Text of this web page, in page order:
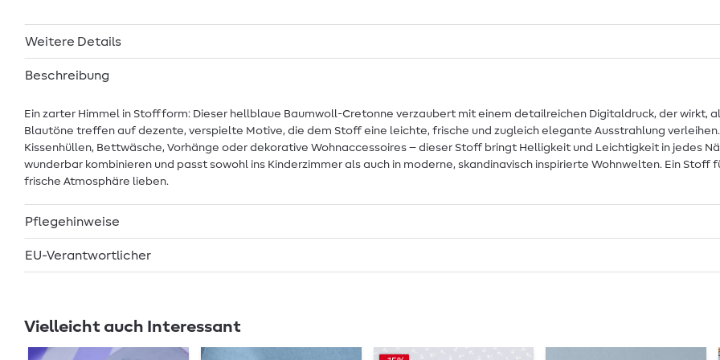
Weitere Details
Beschreibung
Ein zarter Himmel in Stoffform: Dieser hellblaue Baumwoll-Cretonne verzaubert mit einem detailreichen Digitaldruck, der wirkt,
Blautöne treffen auf dezente, verspielte Motive, die dem Stoff eine leichte, frische und zugleich elegante Ausstrahlung
Kissenhüllen, Bettwäsche, Vorhänge oder dekorative Wohnaccessoires – dieser Stoff bringt Helligkeit und Leichtigkeit in jedes
wunderbar kombinieren und passt sowohl ins Kinderzimmer als auch in moderne, skandinavisch inspirierte Wohnwelten. Ein
frische Atmosphäre lieben.
Pflegehinweise
EU-Verantwortlicher
Vielleicht auch Interessant